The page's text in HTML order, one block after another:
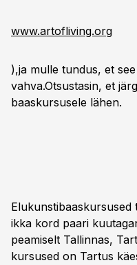
www.artofliving.org
),ja mulle tundus, et
vahva.Otsustasin, et
baaskursusele lähen.
Elukunstibaaskursused
ikka kord paari
peamiselt Tallinnas,
kursused on Tartus